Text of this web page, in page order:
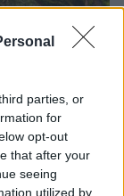
parties, or
for
opt-out
that after your
seeing
utilized by
ιδιοτροπία